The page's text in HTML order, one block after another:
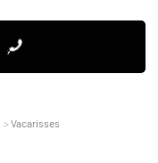
Vacarisses